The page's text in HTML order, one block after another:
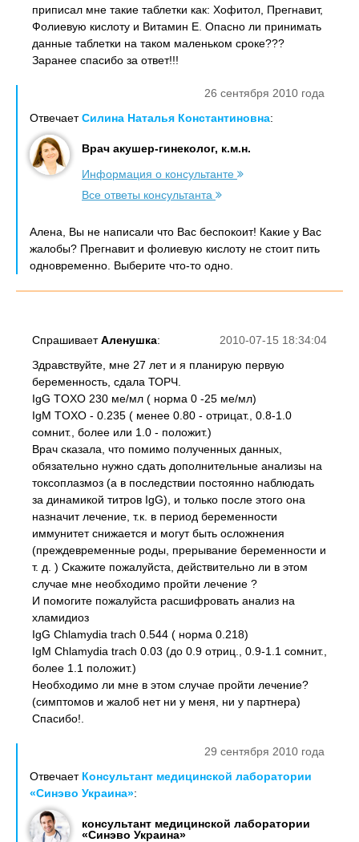
приписал мне такие таблетки как: Хофитол, Прегнавит,
Фолиевую кислоту и Витамин Е. Опасно ли принимать
данные таблетки на таком маленьком сроке???
Заранее спасибо за ответ!!!
26 сентября 2010 года
ОтвечаетСилина Наталья Константиновна:
Врач акушер-гинеколог, к.м.н.
Информация о консультанте
Все ответы консультанта
Алена, Вы не написали что Вас беспокоит! Какие у Вас
жалобы? Прегнавит и фолиевую кислоту не стоит пить
одновременно. Выберите что-то одно.
2010-07-15 18:34:04
СпрашиваетАленушка:
Здравствуйте, мне 27 лет и я планирую первую
беременность, сдала ТОРЧ.
IgG TOXO 230 ме/мл ( норма 0 -25 ме/мл)
IgM TOXO - 0.235 ( менее 0.80 - отрицат., 0.8-1.0
сомнит., более или 1.0 - положит.)
Врач сказала, что помимо полученных данных,
обязательно нужно сдать дополнительные анализы на
токсоплазмоз (а в последствии постоянно наблюдать
за динамикой титров IgG), и только после этого она
назначит лечение, т.к. в период беременности
иммунитет снижается и могут быть осложнения
(преждевременные роды, прерывание беременности и
т. д. ) Скажите пожалуйста, действительно ли в этом
случае мне необходимо пройти лечение ?
И помогите пожалуйста расшифровать анализ на
хламидиоз
IgG Chlamydia trach 0.544 ( норма 0.218)
IgM Chlamydia trach 0.03 (до 0.9 отриц., 0.9-1.1 сомнит.,
более 1.1 положит.)
Необходимо ли мне в этом случае пройти лечение?
(симптомов и жалоб нет ни у меня, ни у партнера)
Спасибо!.
29 сентября 2010 года
Отвечает Консультант медицинской лаборатории
«Синэво Украина»:
консультант медицинской лаборатории
«Синэво Украина»